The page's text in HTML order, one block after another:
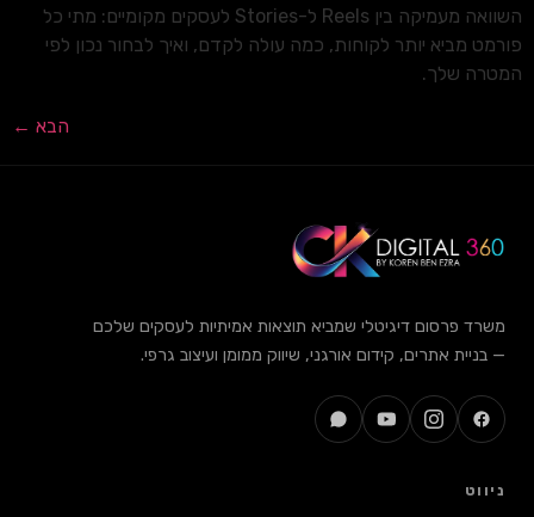
השוואה מעמיקה בין Reels ל-Stories לעסקים מקומיים: מתי כל
פורמט מביא יותר לקוחות, כמה עולה לקדם, ואיך לבחור נכון לפי
המטרה שלך.
הבא ←
משרד פרסום דיגיטלי שמביא תוצאות אמיתיות לעסקים שלכם
— בניית אתרים, קידום אורגני, שיווק ממומן ועיצוב גרפי.
ניווט